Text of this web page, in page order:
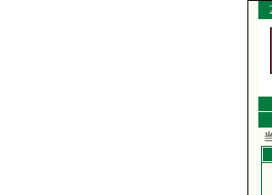
当